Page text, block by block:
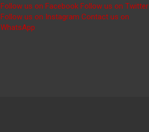
Follow us on Facebook Follow us on Twitter
Follow us on Instagram Contact us on
WhatsApp